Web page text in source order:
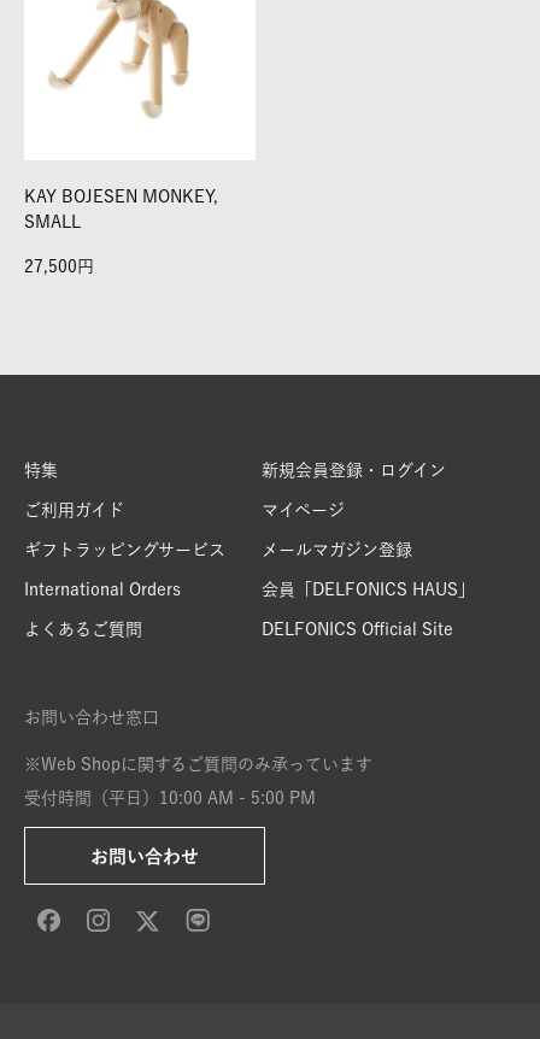
KAY BOJESEN MONKEY,
SMALL
27,500
特集
ご利用ガイド
ギフトラッピングサービス
International Orders
よくあるご質問
新規会員登録・ログイン
マイページ
メールマガジン登録
会員「DELFONICS HAUS」
DELFONICS Official Site
お問い合わせ窓口
※Web Shopに関するご質問のみ承っています
受付時間（平日）10:00 AM - 5:00 PM
お問い合わせ